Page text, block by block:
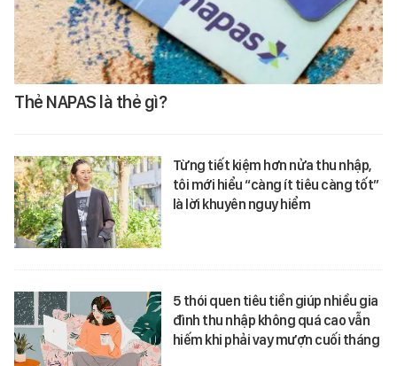
Thẻ NAPAS là thẻ gì?
Từng tiết kiệm hơn nửa thu nhập,
tôi mới hiểu “càng ít tiêu càng tốt”
là lời khuyên nguy hiểm
5 thói quen tiêu tiền giúp nhiều gia
đình thu nhập không quá cao vẫn
hiếm khi phải vay mượn cuối tháng